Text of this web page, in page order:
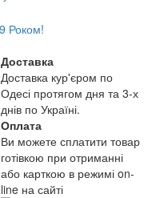
Доставка
Доставка кур'єром по
Одесі протягом дня та 3-х
днів по Україні.
Оплата
Ви можете сплатити товар
готівкою при отриманні
або карткою в режимі on-
line на сайті